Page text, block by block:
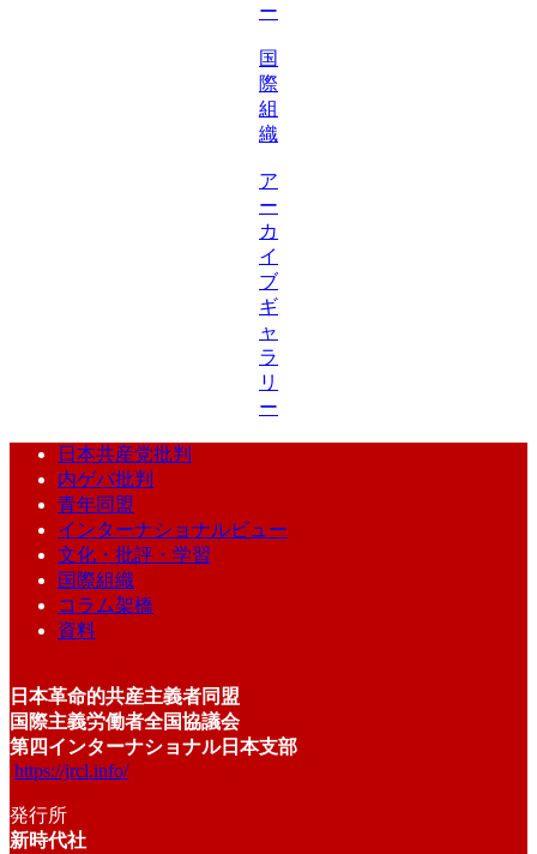
ー
国
際
組
織
ア
ー
カ
イ
ブ
ギ
ャ
ラ
リ
ー
日本共産党批判
内ゲバ批判
青年同盟
インターナショナルビュー
文化・批評・学習
国際組織
コラム架橋
資料
日本革命的共産主義者同盟
国際主義労働者全国協議会
第四インターナショナル日本支部
https://jrcl.info/
発行所
新時代社